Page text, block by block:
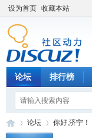
设为首页 收藏本站
论坛 排行榜
论坛 你好,济宁！